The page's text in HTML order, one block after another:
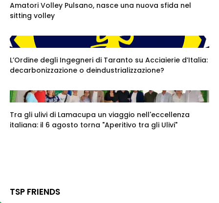
Amatori Volley Pulsano, nasce una nuova sfida nel
sitting volley
L’Ordine degli Ingegneri di Taranto su Acciaierie d’Italia:
decarbonizzazione o deindustrializzazione?
Tra gli ulivi di Lamacupa un viaggio nell'eccellenza
italiana: il 6 agosto torna "Aperitivo tra gli Ulivi"
TSP FRIENDS